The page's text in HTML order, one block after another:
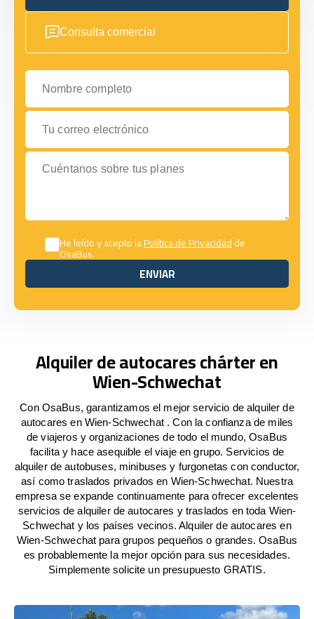
Consulta comercial
Nombre completo
Tu correo electrónico
Cuéntanos sobre tus planes
He leído y acepto laPolítica de Privacidadde
OsaBus.
ENVIAR
ENVIAR
Alquiler de autocares chárter en
Wien-Schwechat
Con OsaBus, garantizamos el mejor servicio de alquiler de
autocares en Wien-Schwechat . Con la confianza de miles
de viajeros y organizaciones de todo el mundo, OsaBus
facilita y hace asequible el viaje en grupo. Servicios de
alquiler de autobuses, minibuses y furgonetas con conductor,
así como traslados privados en Wien-Schwechat. Nuestra
empresa se expande continuamente para ofrecer excelentes
servicios de alquiler de autocares y traslados en toda Wien-
Schwechat y los países vecinos. Alquiler de autocares en
Wien-Schwechat para grupos pequeños o grandes. OsaBus
es probablemente la mejor opción para sus necesidades.
Simplemente solicite un presupuesto GRATIS.